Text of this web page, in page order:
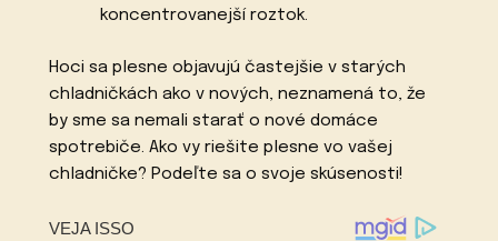
koncentrovanejší roztok.
Hoci sa plesne objavujú častejšie v starých
chladničkách ako v nových, neznamená to, že
by sme sa nemali starať o nové domáce
spotrebiče. Ako vy riešite plesne vo vašej
chladničke? Podeľte sa o svoje skúsenosti!